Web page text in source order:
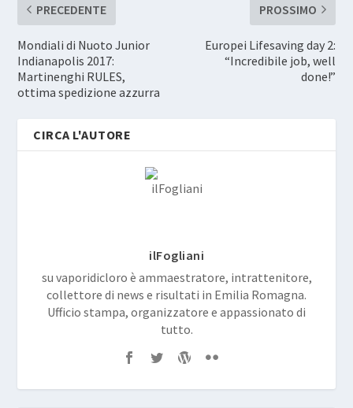
PRECEDENTE
Mondiali di Nuoto Junior
Indianapolis 2017:
Martinenghi RULES,
ottima spedizione azzurra
PROSSIMO
Europei Lifesaving day 2:
“Incredibile job, well
done!”
CIRCA L'AUTORE
ilFogliani
su vaporidicloro è ammaestratore, intrattenitore,
collettore di news e risultati in Emilia Romagna.
Ufficio stampa, organizzatore e appassionato di
tutto.